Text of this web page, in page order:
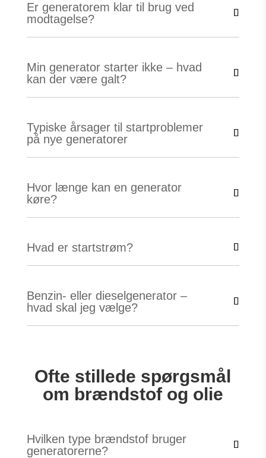
Er generatorem klar til brug ved
modtagelse?
Min generator starter ikke – hvad
kan der være galt?
Typiske årsager til startproblemer
på nye generatorer
Hvor længe kan en generator
køre?
Hvad er startstrøm?
Benzin- eller dieselgenerator –
hvad skal jeg vælge?
Ofte stillede spørgsmål
om brændstof og olie
Hvilken type brændstof bruger
generatorerne?